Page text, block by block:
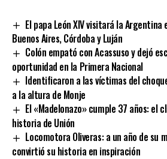
El papa León XIV visitará la
Buenos Aires, Córdoba y Luján
Colón empató con Acassuso y dejó
oportunidad en la Primera Nacional
Identificaron a las víctimas del
a la altura de Monje
El «Madelonazo» cumple 37 años: el
historia de Unión
Locomotora Oliveras: a un año de su
convirtió su historia en inspiración